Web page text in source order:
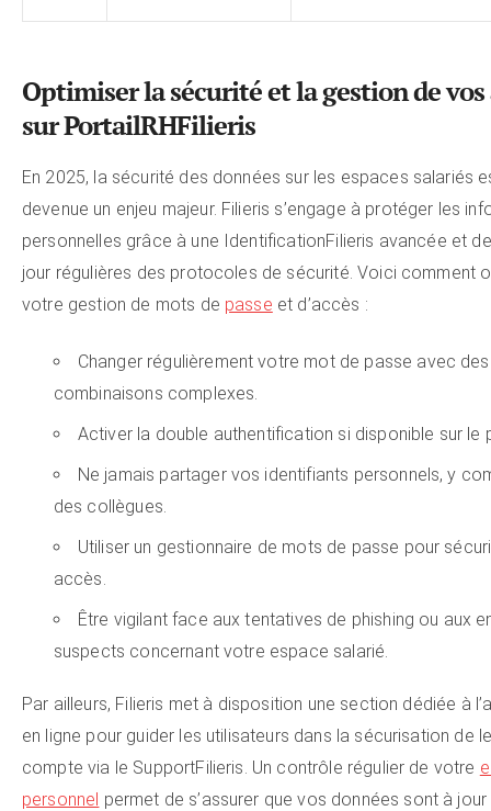
Optimiser la sécurité et la gestion de vos
sur PortailRHFilieris
En 2025, la sécurité des données sur les espaces salariés
devenue un enjeu majeur. Filieris s’engage à protéger les
personnelles grâce à une IdentificationFilieris avancée et
jour régulières des protocoles de sécurité. Voici comment
votre gestion de mots de passe et d’accès :
Changer régulièrement votre mot de passe avec des
combinaisons complexes.
Activer la double authentification si disponible sur le
Ne jamais partager vos identifiants personnels, y
des collègues.
Utiliser un gestionnaire de mots de passe pour
accès.
Être vigilant face aux tentatives de phishing ou aux
suspects concernant votre espace salarié.
Par ailleurs, Filieris met à disposition une section dédiée à
en ligne pour guider les utilisateurs dans la sécurisation de
compte via le SupportFilieris. Un contrôle régulier de votre
personnel permet de s’assurer que vos données sont à